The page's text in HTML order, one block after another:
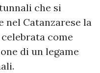
che si
nel Catanzarese la
come
di un legame